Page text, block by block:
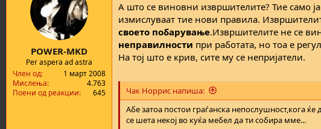
POWER-MKD
Per aspera ad astra
Член од
1 март 2008
Мислења
4.763
Поени од реакции
645
А што се виновни извршителите? Тие само
измислуваат тие нови правила.
своето побарување.Извршителите не се
неправилности при работата, но тоа е
На тој што е крив, сите му се непријатели.
Чак Норрис напиша:
Абе затоа постои граѓанска непослушност,кога
се шета некој во куќа мебел да ти собира мме...